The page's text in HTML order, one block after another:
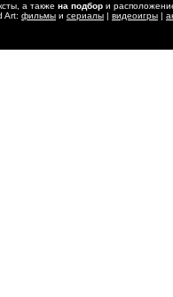
а также на подбор и
Art: фильмы и сериалы | видеоигры |